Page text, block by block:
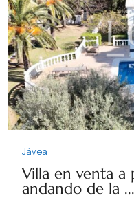
Previous
Jávea
Villa en venta a
andando de la ...